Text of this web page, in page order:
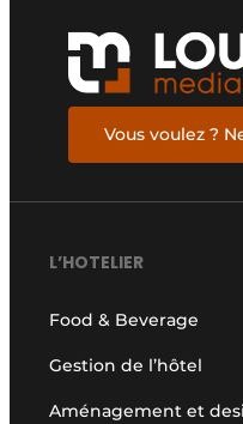
Vous voulez ?
L’HOTELIER
Food & Beverage
Gestion de l’hôtel
Aménagement et